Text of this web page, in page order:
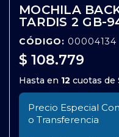
MOCHILA
TARDIS 2 GB-
CÓDIGO: 00004134
$ 108.779
Hasta en 12 cuotas de
Precio Especial
o Transferencia